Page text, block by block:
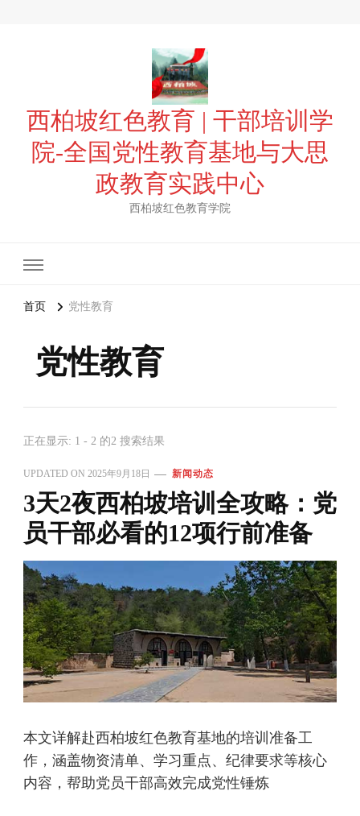
西柏坡红色教育 | 干部培训学
院-全国党性教育基地与大思
政教育实践中心
西柏坡红色教育学院
首页 党性教育
党性教育
正在显示: 1 - 2 的2 搜索结果
UPDATED ON 2025年9月18日 新闻动态
3天2夜西柏坡培训全攻略：党
员干部必看的12项行前准备
本文详解赴西柏坡红色教育基地的培训准备工
作，涵盖物资清单、学习重点、纪律要求等核心
内容，帮助党员干部高效完成党性锤炼